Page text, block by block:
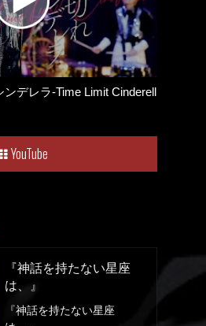
デレラ-Time Limit Cinderell
YouTube
『神話を持たない星座
は、』
『神話を持たない星座